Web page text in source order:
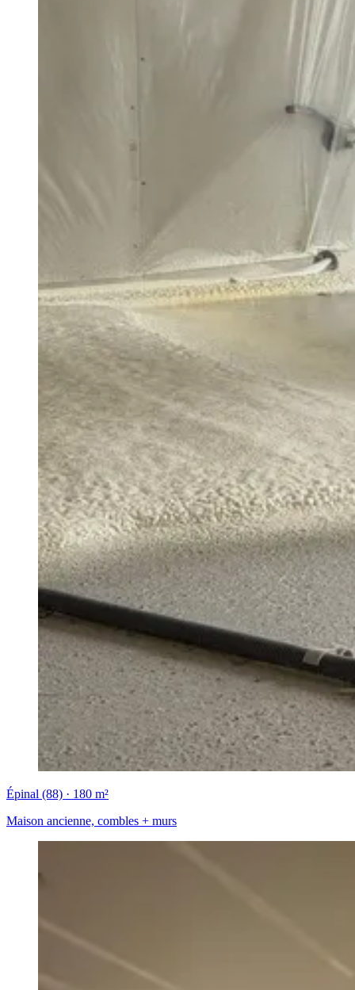
Épinal (88) · 180 m²
Maison ancienne, combles + murs